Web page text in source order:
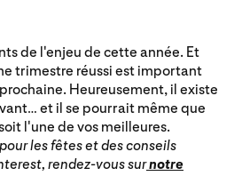
de l'enjeu de cette année. Et
trimestre réussi est important
Heureusement, il existe
et il se pourrait même que
l'une de vos meilleures.
les fêtes et des conseils
rendez-vous sur​notre